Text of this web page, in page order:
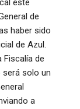
este
de
haber sido
de Azul.
Fiscalía de
será solo un
a